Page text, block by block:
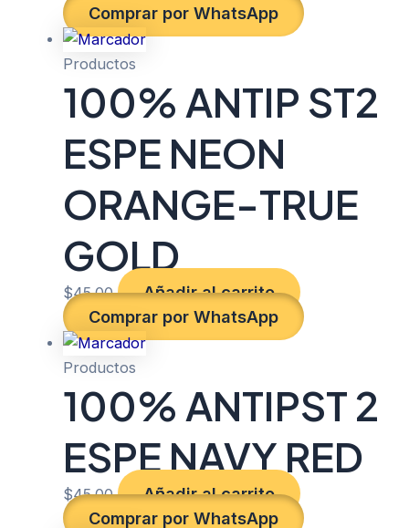
Comprar por WhatsApp
Productos
100% ANTIP ST2
ESPE NEON
ORANGE-TRUE
GOLD
$45.00
Añadir al carrito
Comprar por WhatsApp
Productos
100% ANTIPST 2
ESPE NAVY RED
$45.00
Añadir al carrito
Comprar por WhatsApp